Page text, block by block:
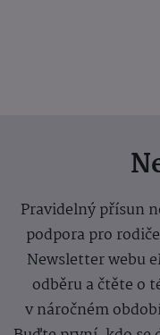
Pravidelný přísun
podpora pro
Newsletter webu
odběru a čtěte o
v náročném